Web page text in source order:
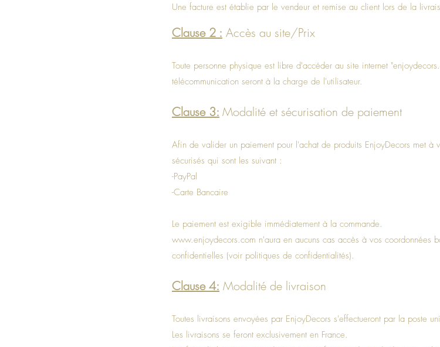
Une facture est établie par le vendeur et remise au client lors de la
Clause 2 : Accès au site/Prix
Toute personne physique est libre d'accéder au site internet
télécommunication seront à la charge de l'utilisateur.
Clause 3: Modalité et sécurisation de paiement
Afin de valider un paiement pour l'achat de produits EnjoyDecors met à
sécurisés qui sont les suivant :
-PayPal
-Carte Bancaire
Le paiement est exigible immédiatement à la commande.
www.enjoydecors.com n'aura en aucuns cas accès à vos coordonnées
confidentielles (voir politiques de confidentialités).
Clause 4: Modalité de livraison
Toutes livraisons envoyées par EnjoyDecors s'effectueront par la poste
Les livraisons se feront exclusivement en France.